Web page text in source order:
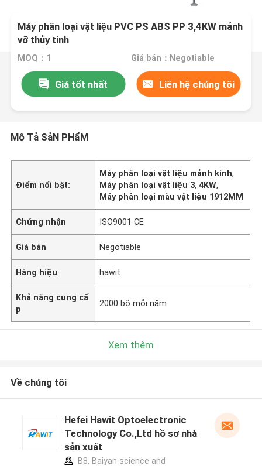
Máy phân loại vật liệu PVC PS ABS PP 3,4KW mảnh
vỡ thủy tinh
MOQ：1 Giá bán：Negotiable
Giá tốt nhất Liên hệ chúng tôi
Mô Tả SảN PHẩM
Điểm nổi bật:
Máy phân loại vật liệu mảnh kính,
Máy phân loại vật liệu 3,4KW,
Máy phân loại màu vật liệu 1912MM
Chứng nhận ISO9001 CE
Giá bán Negotiable
Hàng hiệu hawit
Khả năng cung cấ
p
2000 bộ mỗi năm
Xem thêm
Về chúng tôi
Hefei Hawit Optoelectronic
Technology Co.,Ltd hồ sơ nhà
sản xuất
B8, Baiyan science and